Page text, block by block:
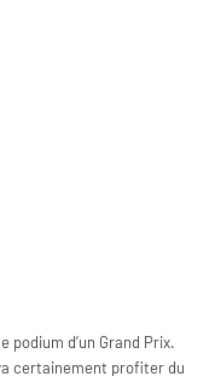
podium d’un Grand Prix.
certainement profiter du